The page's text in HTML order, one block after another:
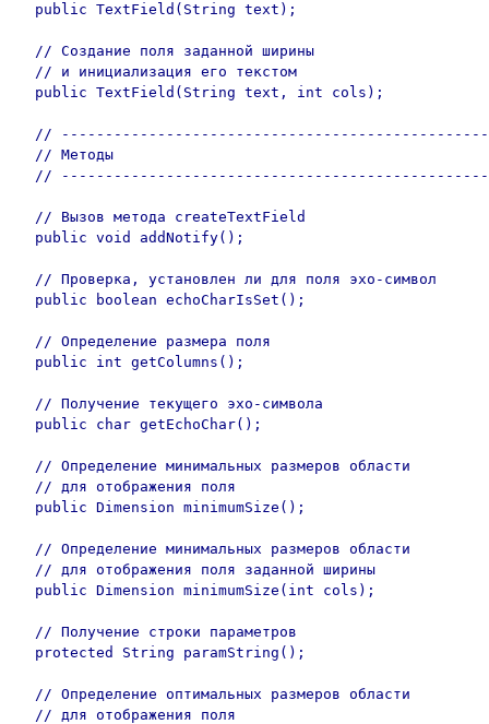
  public TextField(String text);
  // Создание поля заданной ширины
  // и инициализация его текстом
  public TextField(String text, int cols);
//
  // Методы
//
  // Вызов метода createTextField
  public void addNotify();
  // Проверка, установлен ли для поля эхо-символ
  public boolean echoCharIsSet();
  // Определение размера поля
  public int getColumns();
  // Получение текущего эхо-символа
  public char getEchoChar();
  // Определение минимальных размеров области
  // для отображения поля
  public Dimension minimumSize();
  // Определение минимальных размеров области
  // для отображения поля заданной ширины
  public Dimension minimumSize(int cols);
  // Получение строки параметров
  protected String paramString();
  // Определение оптимальных размеров области
  // для отображения поля